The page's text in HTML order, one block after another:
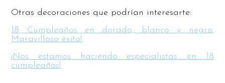
Otras decoraciones que podrían interesarte:
18 Cumpleaños en dorado, blanco y negro.
Maravilloso éxito!
¡Nos estamos haciendo especialistas en 18
cumpleaños!